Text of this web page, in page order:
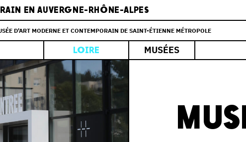
EN AUVERGNE-RHÔNE-ALPES
D'ART MODERNE ET CONTEMPORAIN DE SAINT-ÉTIENNE MÉTROPOLE
LOIRE MUSÉES